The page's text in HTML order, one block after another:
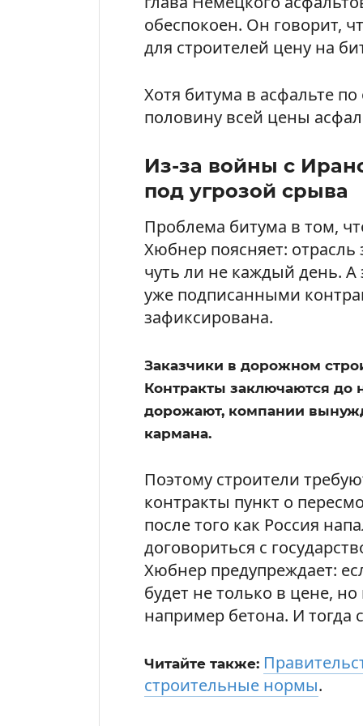
обеспокоен. Он говорит,
для строителей цену на
Хотя битума в асфальте
половину всей цены
Из-за войны с
под угрозой срыва
Проблема битума в том,
Хюбнер поясняет:
чуть ли не каждый день. А
уже подписанными
зафиксирована.
Заказчики в дорожном
Контракты заключаются до
дорожают, компании
кармана.
Поэтому строители
контракты пункт о
после того как Россия
договориться с
Хюбнер предупреждает:
будет не только в цене,
например бетона. И тогда
Читайте также:
строительные нормы.